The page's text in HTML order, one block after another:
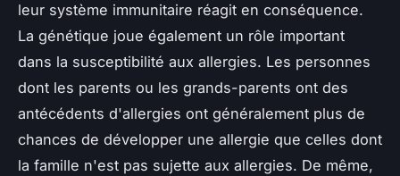
leur système immunitaire réagit en conséquence.
La génétique joue également un rôle important
dans la susceptibilité aux allergies. Les personnes
dont les parents ou les grands-parents ont des
antécédents d'allergies ont généralement plus de
chances de développer une allergie que celles dont
la famille n'est pas sujette aux allergies. De même,